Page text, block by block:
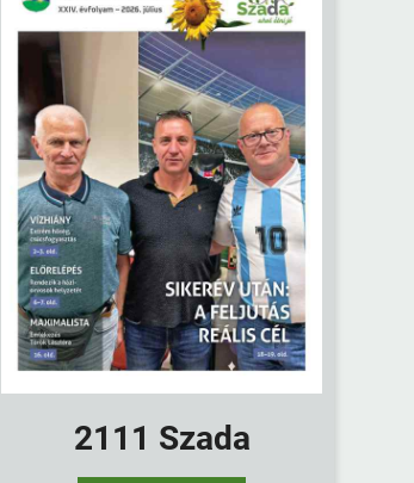
2111 Szada